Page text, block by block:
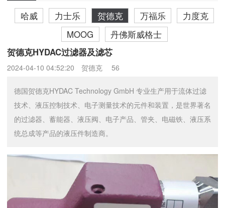
哈威 力士乐 贺德克 万福乐
力度克
MOOG
丹佛斯威格士
贺德克HYDAC过滤器及滤芯
2024-04-10 04:52:20 贺德克 56
德国贺德克HYDAC Technology GmbH 专业生产用于流体过滤
技术、液压控制技术、电子测量技术的元件和装置，是世界著名
的过滤器、蓄能器、液压阀、电子产品、管夹、电磁铁、液压系
统总成等产品的液压件制造商。